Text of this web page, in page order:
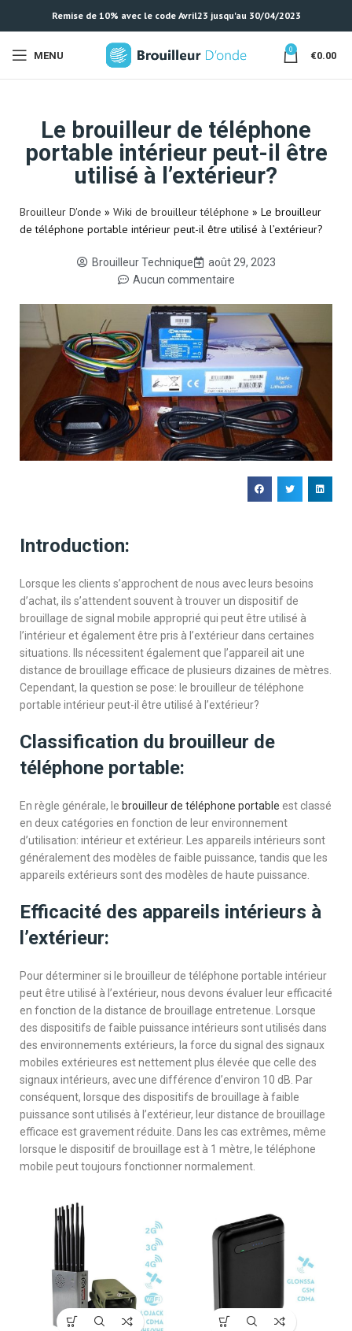
Remise de 10% avec le code Avril23 jusqu'au 30/04/2023
MENU 0 €0.00
Le brouilleur de téléphone
portable intérieur peut-il être
utilisé à l’extérieur?
Brouilleur D'onde » Wiki de brouilleur téléphone » Le brouilleur
de téléphone portable intérieur peut-il être utilisé à l’extérieur?
Brouilleur Technique
août 29, 2023
Aucun commentaire
Introduction:
Lorsque les clients s’approchent de nous avec leurs besoins
d’achat, ils s’attendent souvent à trouver un dispositif de
brouillage de signal mobile approprié qui peut être utilisé à
l’intérieur et également être pris à l’extérieur dans certaines
situations. Ils nécessitent également que l’appareil ait une
distance de brouillage efficace de plusieurs dizaines de mètres.
Cependant, la question se pose: le brouilleur de téléphone
portable intérieur peut-il être utilisé à l’extérieur?
Classification du brouilleur de
téléphone portable:
En règle générale, le brouilleur de téléphone portable est classé
en deux catégories en fonction de leur environnement
d’utilisation: intérieur et extérieur. Les appareils intérieurs sont
généralement des modèles de faible puissance, tandis que les
appareils extérieurs sont des modèles de haute puissance.
Efficacité des appareils intérieurs à
l’extérieur:
Pour déterminer si le brouilleur de téléphone portable intérieur
peut être utilisé à l’extérieur, nous devons évaluer leur efficacité
en fonction de la distance de brouillage entretenue. Lorsque
des dispositifs de faible puissance intérieurs sont utilisés dans
des environnements extérieurs, la force du signal des signaux
mobiles extérieures est nettement plus élevée que celle des
signaux intérieurs, avec une différence d’environ 10 dB. Par
conséquent, lorsque des dispositifs de brouillage à faible
puissance sont utilisés à l’extérieur, leur distance de brouillage
efficace est gravement réduite. Dans les cas extrêmes, même
lorsque le dispositif de brouillage est à 1 mètre, le téléphone
mobile peut toujours fonctionner normalement.